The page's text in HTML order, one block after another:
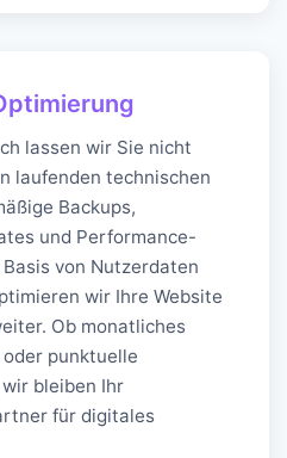
lassen wir Sie nicht
laufenden technischen
Backups,
und Performance-
von Nutzerdaten
wir Ihre Website
Ob monatliches
punktuelle
bleiben Ihr
für digitales